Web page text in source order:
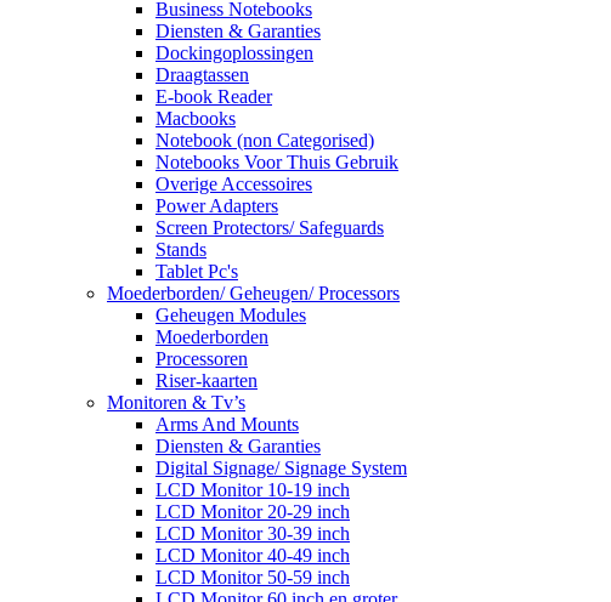
Business Notebooks
Diensten & Garanties
Dockingoplossingen
Draagtassen
E-book Reader
Macbooks
Notebook (non Categorised)
Notebooks Voor Thuis Gebruik
Overige Accessoires
Power Adapters
Screen Protectors/ Safeguards
Stands
Tablet Pc's
Moederborden/ Geheugen/ Processors
Geheugen Modules
Moederborden
Processoren
Riser-kaarten
Monitoren & Tv’s
Arms And Mounts
Diensten & Garanties
Digital Signage/ Signage System
LCD Monitor 10-19 inch
LCD Monitor 20-29 inch
LCD Monitor 30-39 inch
LCD Monitor 40-49 inch
LCD Monitor 50-59 inch